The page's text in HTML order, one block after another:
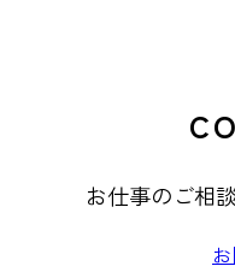
お仕事のご相